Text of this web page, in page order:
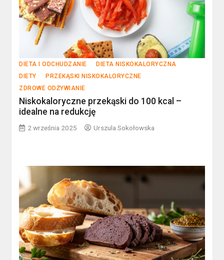
DIETA I ODCHUDZANIE
DIETA NISKOKALORYCZNA
DIETY
PRZEKĄSKI NISKOKALORYCZNE
ZDROWE ODŻYWIANIE
Niskokaloryczne przekąski do 100 kcal –
idealne na redukcję
2 września 2025 Urszula Sokołowska